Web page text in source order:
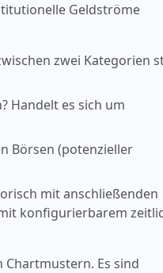
Geldströme
zwei Kategorien
Handelt es sich um
Börsen (potenzieller
mit anschließenden
konfigurierbarem
Es sind